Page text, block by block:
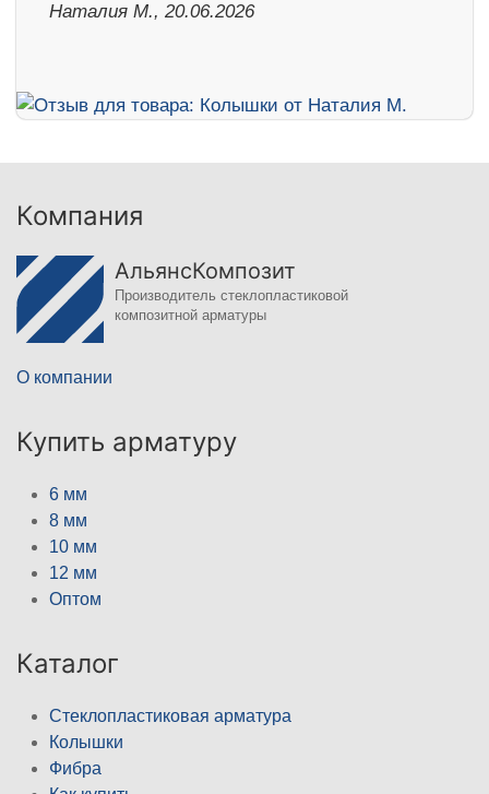
Наталия М., 20.06.2026
Компания
АльянсКомпозит
Производитель стеклопластиковой
композитной арматуры
О компании
Купить арматуру
6 мм
8 мм
10 мм
12 мм
Оптом
Каталог
Стеклопластиковая арматура
Колышки
Фибра